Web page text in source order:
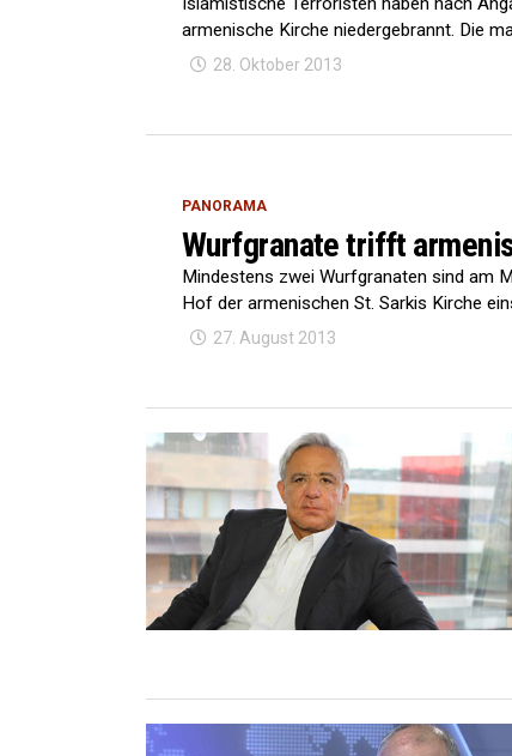
armenische Kirche niedergebrannt. Die
28. Oktober 2013
PANORAMA
Wurfgranate trifft
Mindestens zwei Wurfgranaten sind am
Hof der armenischen St. Sarkis Kirche
27. August 2013